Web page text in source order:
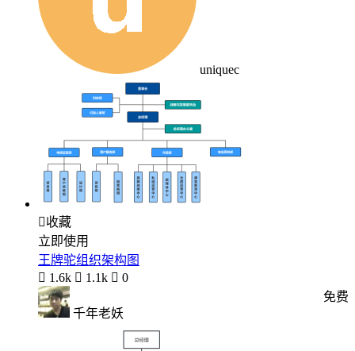
uniquec
收藏
立即使用
王牌驼组织架构图
 1.6k  1.1k  0
千年老妖
免费